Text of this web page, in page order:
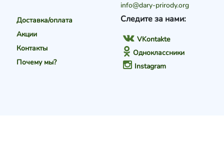
Доставка/оплата
Акции
Контакты
Почему мы?
Следите за нами:
VKontakte
Одноклассники
Instagram
info@dary-prirody.org